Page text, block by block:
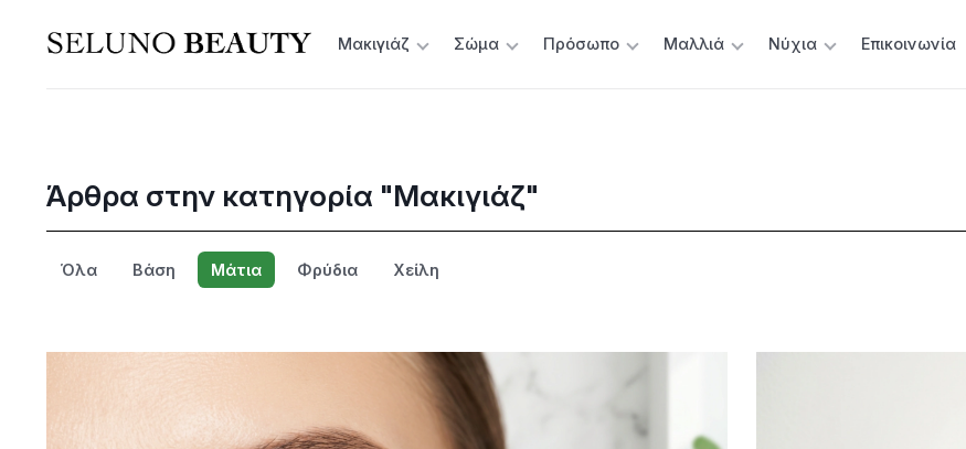
Μακιγιάζ Σώμα Πρόσωπο Μαλλιά Νύχια Επικοινωνία
Άρθρα στην κατηγορία "Μακιγιάζ"
Όλα Βάση Μάτια Φρύδια Χείλη